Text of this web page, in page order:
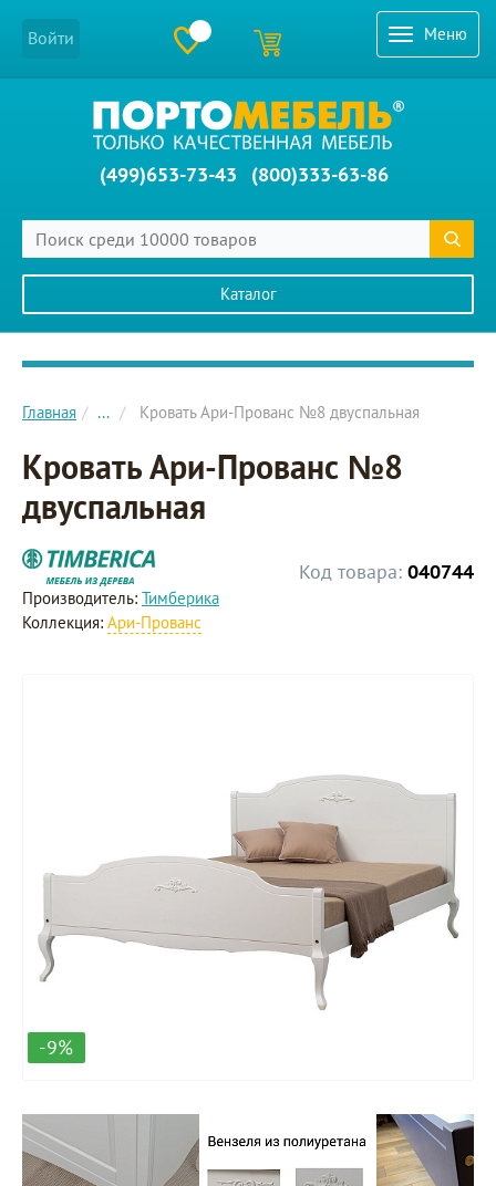
Меню
Войти
(499)653-73-43 (800)333-63-86
Каталог
Главное меню сайта
Главная ... Кровать Ари-Прованс №8 двуспальная
Кровать Ари-Прованс №8
двуспальная
Код товара: 040744
Производитель: Тимберика
Коллекция: Ари-Прованс
-9%